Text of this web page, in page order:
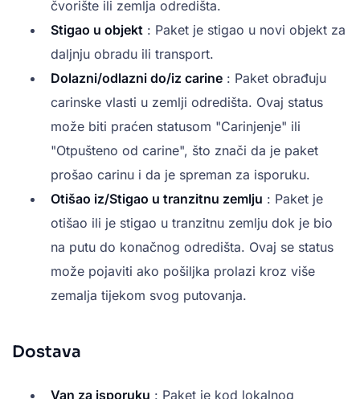
čvorište ili zemlja odredišta.
Stigao u objekt : Paket je stigao u novi objekt za
daljnju obradu ili transport.
Dolazni/odlazni do/iz carine : Paket obrađuju
carinske vlasti u zemlji odredišta. Ovaj status
može biti praćen statusom "Carinjenje" ili
"Otpušteno od carine", što znači da je paket
prošao carinu i da je spreman za isporuku.
Otišao iz/Stigao u tranzitnu zemlju : Paket je
otišao ili je stigao u tranzitnu zemlju dok je bio
na putu do konačnog odredišta. Ovaj se status
može pojaviti ako pošiljka prolazi kroz više
zemalja tijekom svog putovanja.
Dostava
Van za isporuku : Paket je kod lokalnog